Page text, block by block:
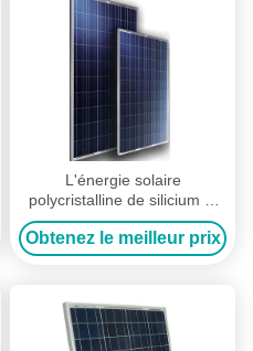
L'énergie solaire
polycristalline de silicium et
les panneaux solaires ont
anodisé le cadre d'alliage
d'aluminium
Obtenez le meilleur prix